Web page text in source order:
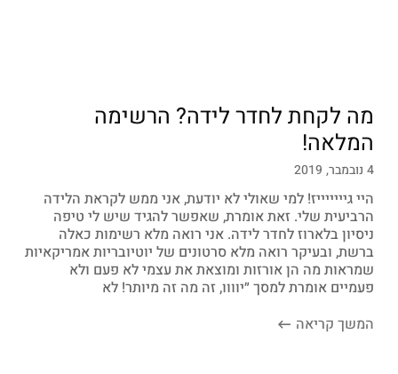
מה לקחת לחדר לידה? הרשימה
המלאה!
4 נובמבר, 2019
היי גיייייייז! למי שאולי לא יודעת, אני ממש לקראת הלידה
הרביעית שלי. זאת אומרת, שאפשר להגיד שיש לי טיפה
ניסיון בלארוז לחדר לידה. אני רואה מלא רשימות כאלה
ברשת, ובעיקר רואה מלא סרטונים של יוטיובריות אמריקאיות
שמראות מה הן אורזות ומוצאת את עצמי לא פעם ולא
פעמיים אומרת למסך ״יוווו, זה מה זה מיותר! לא
המשך קריאה